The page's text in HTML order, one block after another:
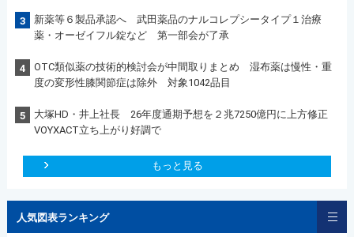
3
新薬等６製品承認へ 武田薬品のナルコレプシータイプ１治療
薬・オーゼイフル錠など 第一部会が了承
4
OTC類似薬の技術的検討会が中間取りまとめ 湿布薬は慢性・重
度の変形性膝関節症は除外 対象1042品目
5
大塚HD・井上社長 26年度通期予想を２兆7250億円に上方修正
VOYXACT立ち上がり好調で
もっと見る
人気図表ランキング